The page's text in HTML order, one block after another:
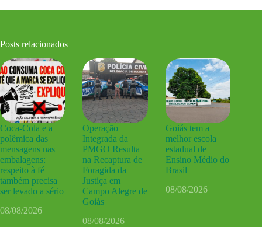
Posts relacionados
Coca-Cola e a
polêmica das
mensagens nas
embalagens:
respeito à fé
também precisa
ser levado a sério
08/08/2026
Operação
Integrada da
PMGO Resulta
na Recaptura de
Foragida da
Justiça em
Campo Alegre de
Goiás
08/08/2026
Goiás tem a
melhor escola
estadual de
Ensino Médio do
Brasil
08/08/2026